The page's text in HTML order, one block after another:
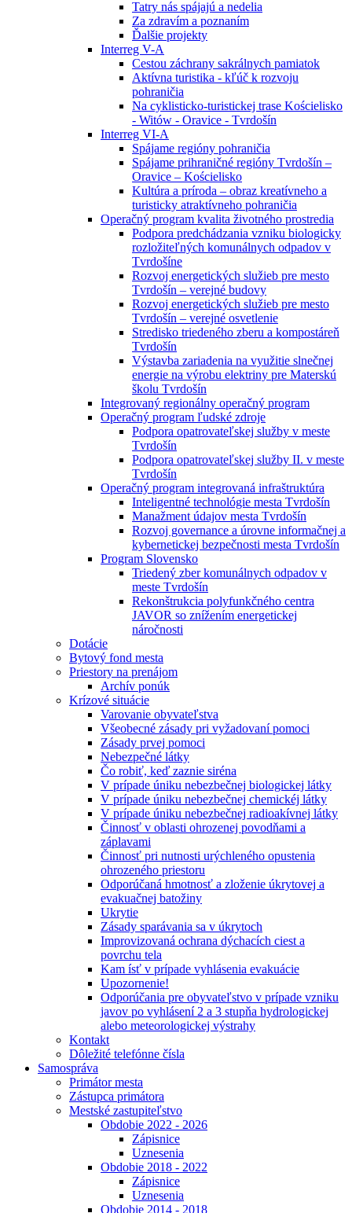
Tatry nás spájajú a nedelia
Za zdravím a poznaním
Ďalšie projekty
Interreg V-A
Cestou záchrany sakrálnych pamiatok
Aktívna turistika - kľúč k rozvoju
pohraničia
Na cyklisticko-turistickej trase Kościelisko
- Witów - Oravice - Tvrdošín
Interreg VI-A
Spájame regióny pohraničia
Spájame prihraničné regióny Tvrdošín –
Oravice – Kościelisko
Kultúra a príroda – obraz kreatívneho a
turisticky atraktívneho pohraničia
Operačný program kvalita životného prostredia
Podpora predchádzania vzniku biologicky
rozložiteľných komunálnych odpadov v
Tvrdošíne
Rozvoj energetických služieb pre mesto
Tvrdošín – verejné budovy
Rozvoj energetických služieb pre mesto
Tvrdošín – verejné osvetlenie
Stredisko triedeného zberu a kompostáreň
Tvrdošín
Výstavba zariadenia na využitie slnečnej
energie na výrobu elektriny pre Materskú
školu Tvrdošín
Integrovaný regionálny operačný program
Operačný program ľudské zdroje
Podpora opatrovateľskej služby v meste
Tvrdošín
Podpora opatrovateľskej služby II. v meste
Tvrdošín
Operačný program integrovaná infraštruktúra
Inteligentné technológie mesta Tvrdošín
Manažment údajov mesta Tvrdošín
Rozvoj governance a úrovne informačnej a
kybernetickej bezpečnosti mesta Tvrdošín
Program Slovensko
Triedený zber komunálnych odpadov v
meste Tvrdošín
Rekonštrukcia polyfunkčného centra
JAVOR so znížením energetickej
náročnosti
Dotácie
Bytový fond mesta
Priestory na prenájom
Archív ponúk
Krízové situácie
Varovanie obyvateľstva
Všeobecné zásady pri vyžadovaní pomoci
Zásady prvej pomoci
Nebezpečné látky
Čo robiť, keď zaznie siréna
V prípade úniku nebezbečnej biologickej látky
V prípade úniku nebezbečnej chemickéj látky
V prípade úniku nebezbečnej radioakívnej látky
Činnosť v oblasti ohrozenej povodňami a
záplavami
Činnosť pri nutnosti urýchleného opustenia
ohrozeného priestoru
Odporúčaná hmotnosť a zloženie úkrytovej a
evakuačnej batožiny
Ukrytie
Zásady sparávania sa v úkrytoch
Improvizovaná ochrana dýchacích ciest a
povrchu tela
Kam ísť v prípade vyhlásenia evakuácie
Upozornenie!
Odporúčania pre obyvateľstvo v prípade vzniku
javov po vyhlásení 2 a 3 stupňa hydrologickej
alebo meteorologickej výstrahy
Kontakt
Dôležité telefónne čísla
Samospráva
Primátor mesta
Zástupca primátora
Mestské zastupiteľstvo
Obdobie 2022 - 2026
Zápisnice
Uznesenia
Obdobie 2018 - 2022
Zápisnice
Uznesenia
Obdobie 2014 - 2018